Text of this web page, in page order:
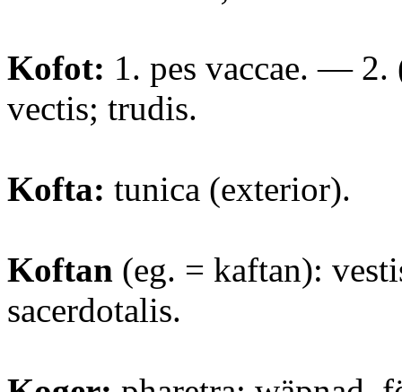
Kofot: 1. pes vaccae. — 2.
vectis; trudis.
Kofta: tunica (exterior).
Koftan (eg. = kaftan):
sacerdotalis.